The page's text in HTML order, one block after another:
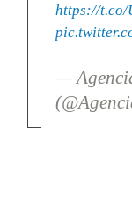
https://t.co/
—